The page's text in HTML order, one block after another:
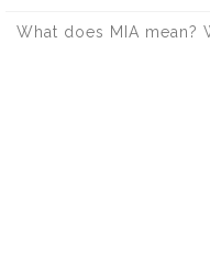
What does MIA mean?